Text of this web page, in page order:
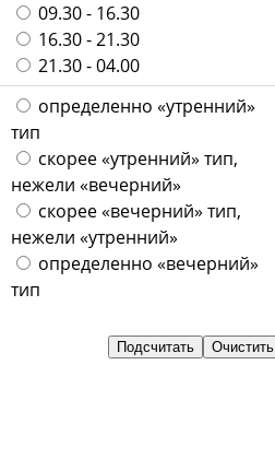
09.30 - 16.30
16.30 - 21.30
21.30 - 04.00
определенно «утренний»
тип
скорее «утренний» тип,
нежели «вечерний»
скорее «вечерний» тип,
нежели «утренний»
определенно «вечерний»
тип
Очистить
Подсчитать